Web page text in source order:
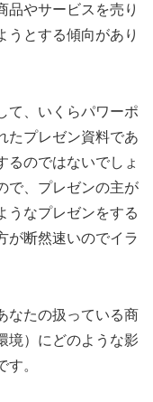
品やサービスを売り
うとする傾向があり
て、いくらパワーポ
たプレゼン資料であ
るのではないでしょ
で、プレゼンの主が
うなプレゼンをする
が断然速いのでイラ
なたの扱っている商
境）にどのような影
。